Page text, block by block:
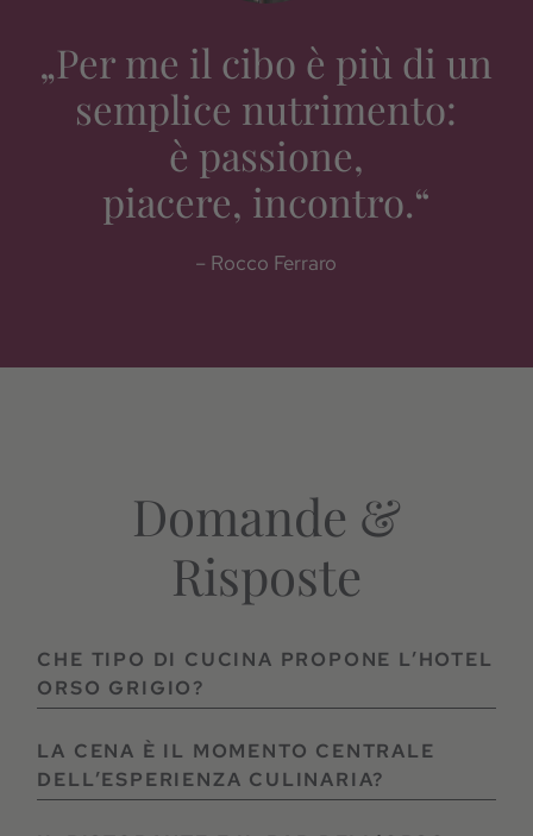
„Per me il cibo è più di un
semplice nutrimento:
è passione,
piacere, incontro.“
– Rocco Ferraro
Domande &
Risposte
CHE TIPO DI CUCINA PROPONE L’HOTEL
ORSO GRIGIO?
La cucina dell’Orso Grigio mette al centro qualità,
stagionalità e gusto. Lo chef e il suo team
interpretano la tradizione regionale con sensibilità
LA CENA È IL MOMENTO CENTRALE
DELL’ESPERIENZA CULINARIA?